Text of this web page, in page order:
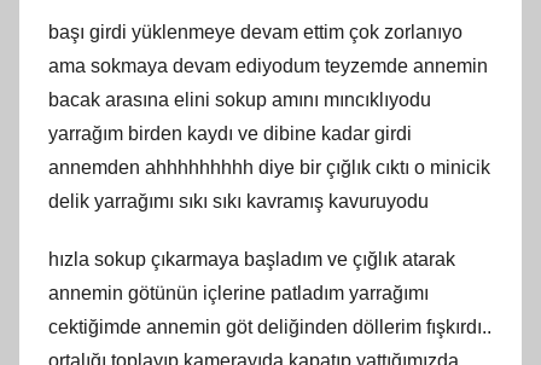
başı girdi yüklenmeye devam ettim çok zorlanıyo
ama sokmaya devam ediyodum teyzemde annemin
bacak arasına elini sokup amını mıncıklıyodu
yarrağım birden kaydı ve dibine kadar girdi
annemden ahhhhhhhhh diye bir çığlık cıktı o minicik
delik yarrağımı sıkı sıkı kavramış kavuruyodu
hızla sokup çıkarmaya başladım ve çığlık atarak
annemin götünün içlerine patladım yarrağımı
cektiğimde annemin göt deliğinden döllerim fışkırdı..
ortalığı toplayıp kamerayıda kapatıp yattığımızda